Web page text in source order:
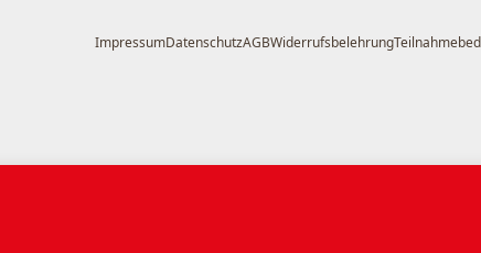
ImpressumDatenschutzAGBWiderrufsbelehrung